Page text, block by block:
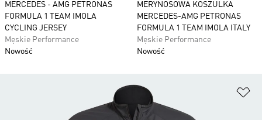
MERCEDES - AMG PETRONAS
FORMULA 1 TEAM IMOLA
CYCLING JERSEY
Męskie Performance
Nowość
MERYNOSOWA KOSZULKA
MERCEDES-AMG PETRONAS
FORMULA 1 TEAM IMOLA ITALY
Męskie Performance
Nowość